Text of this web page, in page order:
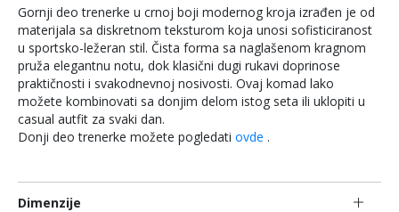
Gornji deo trenerke u crnoj boji modernog kroja izrađen je od
materijala sa diskretnom teksturom koja unosi sofisticiranost
u sportsko-ležeran stil. Čista forma sa naglašenom kragnom
pruža elegantnu notu, dok klasični dugi rukavi doprinose
praktičnosti i svakodnevnoj nosivosti. Ovaj komad lako
možete kombinovati sa donjim delom istog seta ili uklopiti u
casual autfit za svaki dan.
Donji deo trenerke možete pogledati ovde .
Dimenzije